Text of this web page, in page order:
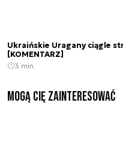
Ukraińskie Uragany ciągle
[KOMENTARZ]
3 min.
Mogą Cię zainteresować